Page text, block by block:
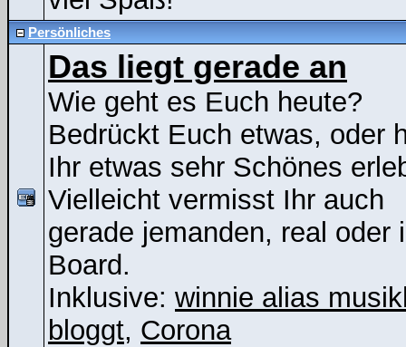
Persönliches
Das liegt gerade an
Wie geht es Euch heute?
Bedrückt Euch etwas, oder
Ihr etwas sehr Schönes
Vielleicht vermisst Ihr auch
gerade jemanden, real oder
Board.
Inklusive: winnie alias
bloggt, Corona